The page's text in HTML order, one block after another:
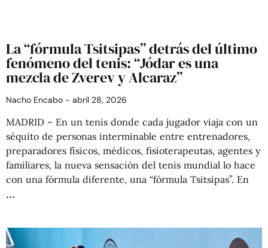
La “fórmula Tsitsipas” detrás del último
fenómeno del tenis: “Jódar es una
mezcla de Zverev y Alcaraz”
Nacho Encabo abril 28, 2026
MADRID – En un tenis donde cada jugador viaja con un
séquito de personas interminable entre entrenadores,
preparadores físicos, médicos, fisioterapeutas, agentes y
familiares, la nueva sensación del tenis mundial lo hace
con una fórmula diferente, una “fórmula Tsitsipas”. En